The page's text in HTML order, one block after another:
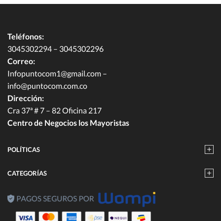
Teléfonos:
3045302294 – 3045302296
Correo:
Infopuntocom1@gmail.com –
info@puntocom.com.co
Dirección:
Cra 37ª # 7 – 82 Oficina 217
Centro de Negocios los Mayoristas
POLÍTICAS
CATEGORÍAS